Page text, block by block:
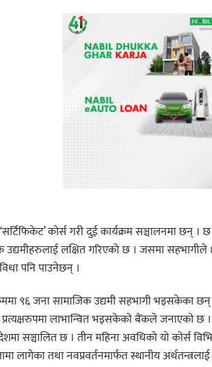
कोर्स गरी दुई कार्यक्रम सञ्चालनमा छन्
लक्षित गरिएको छ । जसमा सहभागीले
पनि पाउनेछन् ।
९६ जना सामाजिक उद्यमी सहभागी भइसकेका
लाभान्वित भइसकेको बैंकले जनाएको छ ।
सञ्चालित छ । तीन महिना अवधिको यो कोर्स
लागेका तथा नवप्रवर्तनमार्फत स्थानीय